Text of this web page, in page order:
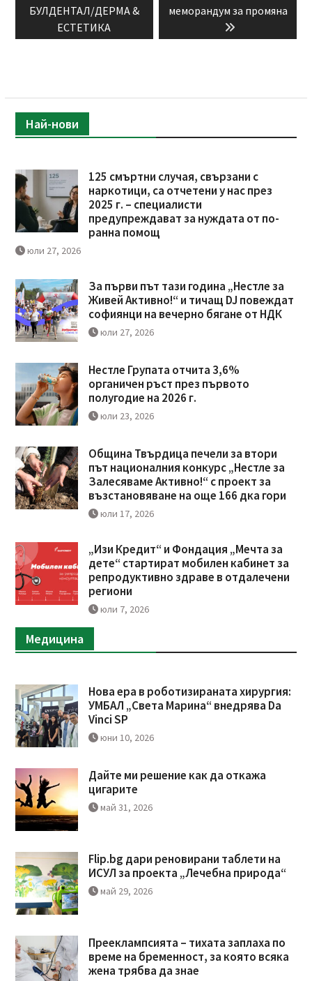
БУЛДЕНТАЛ/ДЕРМА &
ЕСТЕТИКА
меморандум за промяна
Най-нови
125 смъртни случая, свързани с
наркотици, са отчетени у нас през
2025 г. – специалисти
предупреждават за нуждата от по-
ранна помощ
юли 27, 2026
За първи път тази година „Нестле за
Живей Активно!“ и тичащ DJ повеждат
софиянци на вечерно бягане от НДК
юли 27, 2026
Нестле Групата отчита 3,6%
органичен ръст през първото
полугодие на 2026 г.
юли 23, 2026
Община Твърдица печели за втори
път националния конкурс „Нестле за
Залесяваме Активно!“ с проект за
възстановяване на още 166 дка гори
юли 17, 2026
„Изи Кредит“ и Фондация „Мечта за
дете“ стартират мобилен кабинет за
репродуктивно здраве в отдалечени
региони
юли 7, 2026
Медицина
Нова ера в роботизираната хирургия:
УМБАЛ „Света Марина“ внедрява Da
Vinci SP
юни 10, 2026
Дайте ми решение как да откажа
цигарите
май 31, 2026
Flip.bg дари реновирани таблети на
ИСУЛ за проекта „Лечебна природа“
май 29, 2026
Прееклампсията – тихата заплаха по
време на бременност, за която всяка
жена трябва да знае